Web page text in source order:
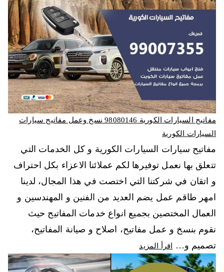
مفاتيح السيارات الكورية 98080146‬ نسخ وعمل مفاتيح سيارات
السيارات الكورية
مفاتيح سيارات السيارات الكورية و كل الخدمات التي
تتعلق بها نعمل توفيرها لكم عملائنا الاعزاء بكل احتراف
و اتقان في شركتنا التي اختصت في هذا المجال، لدينا
امهر طاقم عمل يضم العديد من الفنين و المهندسين و
العمال المختصين بجميع انواع خدمات المفاتيح حيث
نقوم بنسخ و عمل مفاتيح، اصلاح و صيانة المفاتيح،
تصميم و…
اقرأ المزيد